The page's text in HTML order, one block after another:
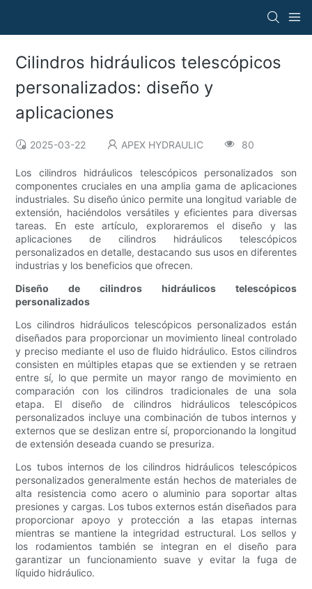
Cilindros hidráulicos telescópicos
personalizados: diseño y
aplicaciones
2025-03-22 APEX HYDRAULIC 80
Los cilindros hidráulicos telescópicos personalizados son
componentes cruciales en una amplia gama de aplicaciones
industriales. Su diseño único permite una longitud variable de
extensión, haciéndolos versátiles y eficientes para diversas
tareas. En este artículo, exploraremos el diseño y las
aplicaciones de cilindros hidráulicos telescópicos
personalizados en detalle, destacando sus usos en diferentes
industrias y los beneficios que ofrecen.
Diseño de cilindros hidráulicos telescópicos
personalizados
Los cilindros hidráulicos telescópicos personalizados están
diseñados para proporcionar un movimiento lineal controlado
y preciso mediante el uso de fluido hidráulico. Estos cilindros
consisten en múltiples etapas que se extienden y se retraen
entre sí, lo que permite un mayor rango de movimiento en
comparación con los cilindros tradicionales de una sola
etapa. El diseño de cilindros hidráulicos telescópicos
personalizados incluye una combinación de tubos internos y
externos que se deslizan entre sí, proporcionando la longitud
de extensión deseada cuando se presuriza.
Los tubos internos de los cilindros hidráulicos telescópicos
personalizados generalmente están hechos de materiales de
alta resistencia como acero o aluminio para soportar altas
presiones y cargas. Los tubos externos están diseñados para
proporcionar apoyo y protección a las etapas internas
mientras se mantiene la integridad estructural. Los sellos y
los rodamientos también se integran en el diseño para
garantizar un funcionamiento suave y evitar la fuga de
líquido hidráulico.